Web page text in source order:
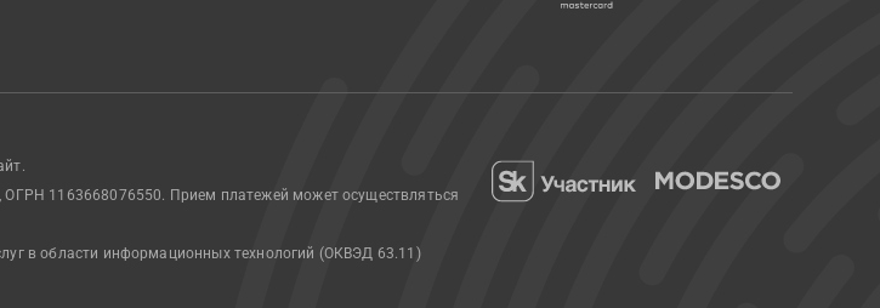
ОГРН 1163668076550. Прием платежей может осуществляться
в области информационных технологий (ОКВЭД 63.11)